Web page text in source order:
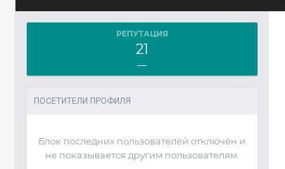
РЕПУТАЦИЯ
21
—
ПОСЕТИТЕЛИ ПРОФИЛЯ
Блок последних пользователей отключён и
не показывается другим пользователям.